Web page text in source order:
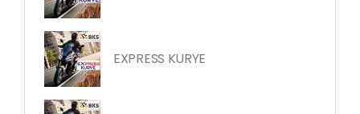
EXPRESS KURYE